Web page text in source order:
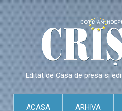
Editat de Casa de presa si
ACASA ARHIVA